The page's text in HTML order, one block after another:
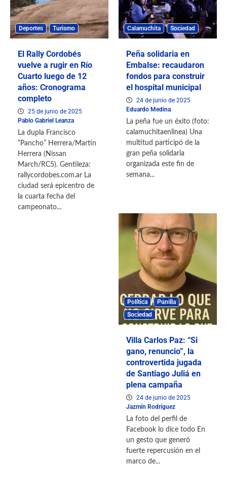
Deportes Turismo
El Rally Cordobés
vuelve a rugir en Río
Cuarto luego de 12
años: Cronograma
completo
25 de junio de 2025
Pablo Gabriel Leanza
La dupla Francisco
“Pancho” Herrera/Martín
Herrera (Nissan
March/RC5). Gentileza:
rallycordobes.com.ar La
ciudad será epicentro de
la cuarta fecha del
campeonato...
Calamuchita Sociedad
Peña solidaria en
Embalse: recaudaron
fondos para construir
el hospital municipal
24 de junio de 2025
Eduardo Medina
La peña fue un éxito (foto:
calamuchitaenlinea) Una
multitud participó de la
gran peña solidaria
organizada este fin de
semana...
Política
Punilla
Sociedad
Villa Carlos Paz: “Si
gano, renuncio”, la
controvertida jugada
de Santiago Juliá en
plena campaña
24 de junio de 2025
Jazmín Rodríguez
La foto del perfil de
Facebook lo dice todo En
un gesto que generó
fuerte repercusión en el
marco de...